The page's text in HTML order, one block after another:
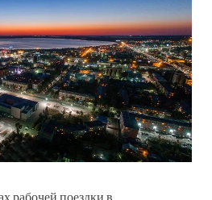
рабочей поездки в